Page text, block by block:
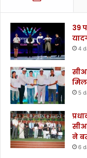
39
4
5
ने
6